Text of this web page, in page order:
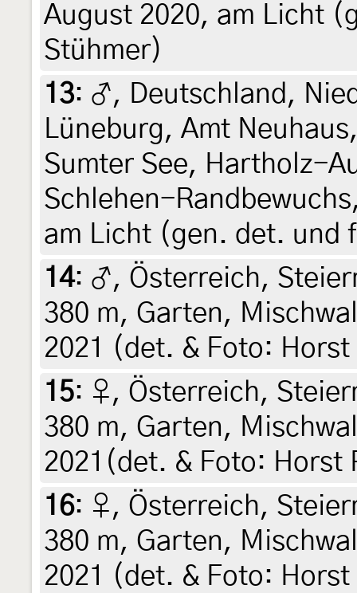
August 2020, am Licht
Stühmer)
13: ♂, Deutschland,
Lüneburg, Amt
Sumter See, Hartholz-
Schlehen-
am Licht (gen. det. und
14: ♂, Österreich,
380 m, Garten,
2021 (det. & Foto:
15: ♀, Österreich,
380 m, Garten,
2021(det. & Foto: Horst
16: ♀, Österreich,
380 m, Garten,
2021 (det. & Foto: